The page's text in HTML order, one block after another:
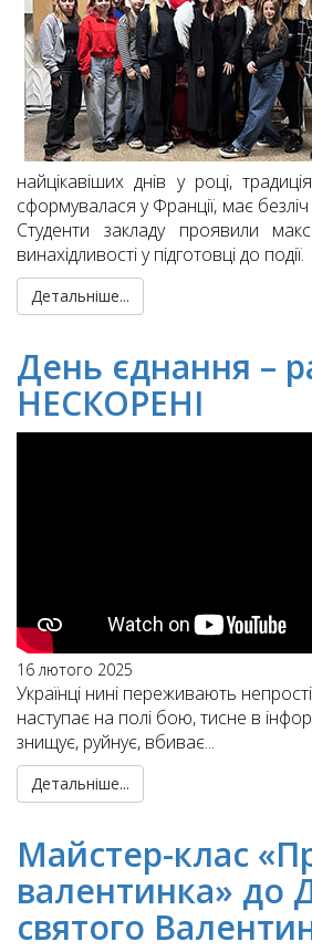
найцікавіших днів у році,
сформувалася у Франції, має безліч
Студенти закладу проявили
винахідливості у підготовці до події.
Детальніше...
День єднання –
НЕСКОРЕНІ
16 лютого 2025
Українці нині переживають
наступає на полі бою, тисне в
знищує, руйнує, вбиває...
Детальніше...
Майстер-клас
валентинка» до
святого